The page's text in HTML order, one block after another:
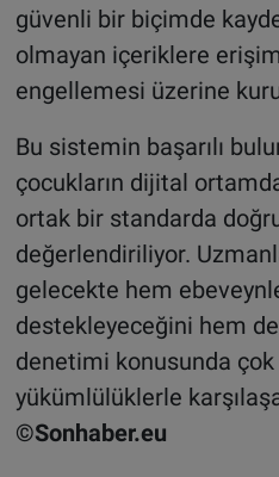
güvenli bir biçimde
olmayan içeriklere
engellemesi üzerine
Bu sistemin başarılı
çocukların dijital
ortak bir standarda
değerlendiriliyor.
gelecekte hem
destekleyeceğini hem
denetimi konusunda
yükümlülüklerle
©Sonhaber.eu